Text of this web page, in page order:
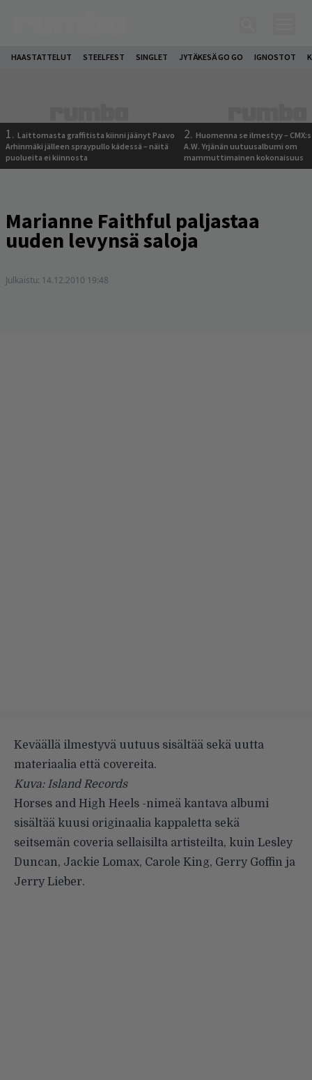
HAASTATTELUT STEELFEST SINGLET JYTÄKESÄ GO GO IGNOSTOT
1. Laittomasta graffitista kiinni jäänyt Paavo
Arhinmäki jälleen spraypullo kädessä – näitä
puolueita ei kiinnosta
2. Huomenna se ilmestyy –
A.W. Yrjänän uutuusalbumi om
mammuttimainen kokonaisuus
Marianne Faithful paljastaa
uuden levynsä saloja
Julkaistu: 14.12.2010 19:48
Keväällä ilmestyvä uutuus sisältää sekä uutta
materiaalia että covereita.
Kuva: Island Records
Horses and High Heels -nimeä kantava albumi
sisältää kuusi originaalia kappaletta sekä
seitsemän coveria sellaisilta artisteilta, kuin Lesley
Duncan, Jackie Lomax, Carole King, Gerry Goffin ja
Jerry Lieber.